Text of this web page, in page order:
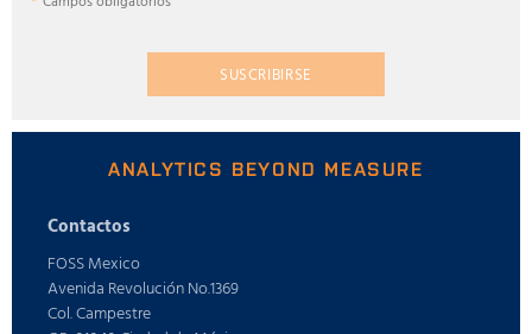
SUSCRIBIRSE
ANALYTICS BEYOND MEASURE
Contactos
FOSS Mexico
Avenida Revolución No.1369
Col. Campestre